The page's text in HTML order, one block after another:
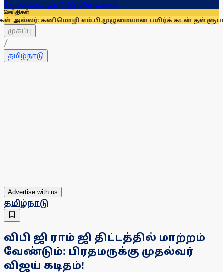
ஜோதிடம்தமிழ்நாடுஇந்தியாஉலகம்
செய்திகள்
எம்.பி.முழுமையான பயிர்க் கடன் தள்ளுபடிகோரி ஆக.
முகப்பு
/
தமிழ்நாடு
Advertise with us
தமிழ்நாடு
விபி ஜி ராம் ஜி திட்டத்தில் மாற்றம்
வேண்டும்: பிரதமருக்கு முதல்வர்
விஜய் கடிதம்!